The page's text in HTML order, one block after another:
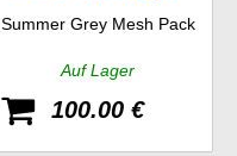
Summer Grey Mesh Pack
Auf Lager
100.00 €